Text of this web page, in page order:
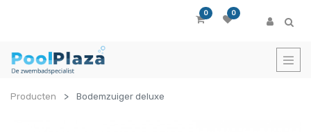
0 0
Producten Bodemzuiger deluxe